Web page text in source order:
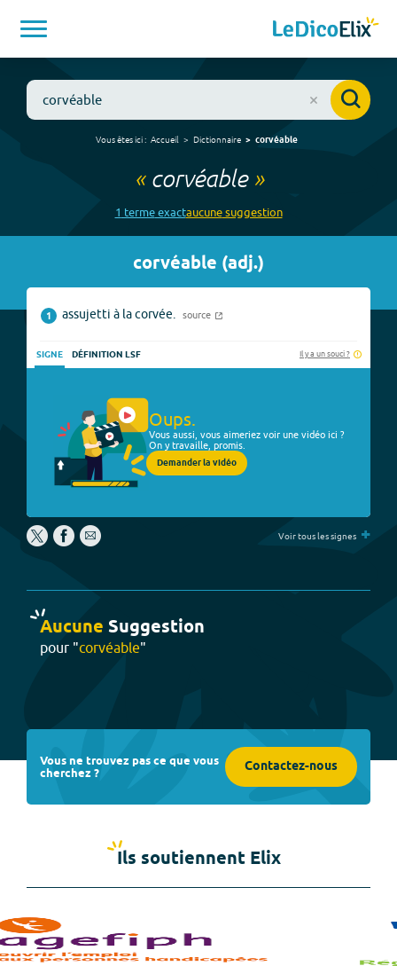
Vous êtes ici : Accueil Dictionnaire corvéable
« corvéable»
1 termeexactaucunesuggestion
corvéable (adj.)
1 assujetti à la corvée. source
SIGNE DÉFINITION LSF Il y a un souci ?
Oups.
Vous aussi, vous aimeriez voir une vidéo ici ?
On y travaille, promis.
Demander la vidéo
Voir tous les signes +
Aucune Suggestion
pour "corvéable"
Vous ne trouvez pas ce que vous
cherchez ? Contactez-nous
Ils soutiennent Elix